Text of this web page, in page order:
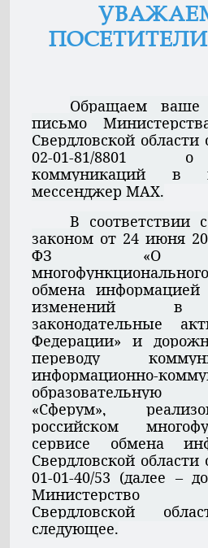
Обращаем
письмо
Свердловской
02-01-81/8801
коммуникаций в
мессенджер МАХ.
В соответствии
законом от 24 июня
ФЗ «О
обмена
изменений в
законодательные
Федерации» и
переводу
информационно-
«Сферум»,
российском
сервисе обмена
Свердловской
01-01-40/53 (далее –
Министерство
Свердловской
следующее.